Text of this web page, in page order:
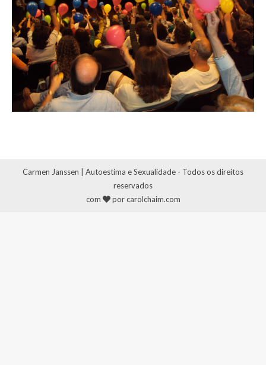
Carmen Janssen | Autoestima e Sexualidade - Todos os direitos
reservados
com
por carolchaim.com